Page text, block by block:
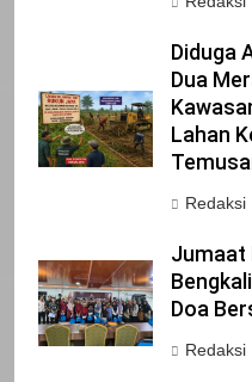
Diduga
Dua
Lahan
Redaksi
Jumaat
Doa
Redaksi
IKLAN